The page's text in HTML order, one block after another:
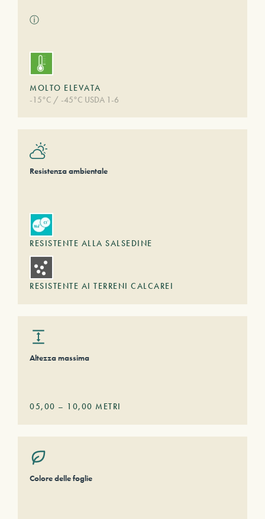
ⓘ
MOLTO ELEVATA
-15°C / -45°C USDA 1-6
Resistenza ambientale
RESISTENTE ALLA SALSEDINE
RESISTENTE AI TERRENI CALCAREI
Altezza massima
05,00 – 10,00 METRI
Colore delle foglie